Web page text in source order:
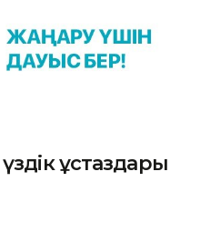
ұстаздары